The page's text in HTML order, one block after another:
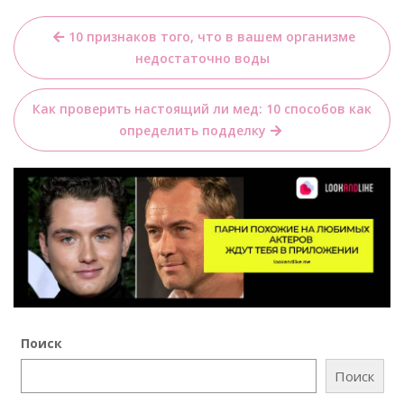
Навигация
по
записям
10 признаков того, что в вашем организме
недостаточно воды
Как проверить настоящий ли мед: 10 способов как
определить подделку
Поиск
Поиск